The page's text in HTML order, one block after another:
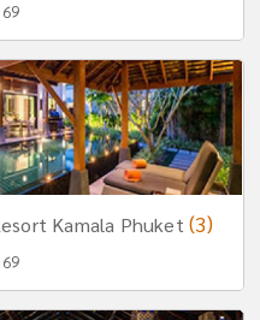
Kamala Phuket (3)